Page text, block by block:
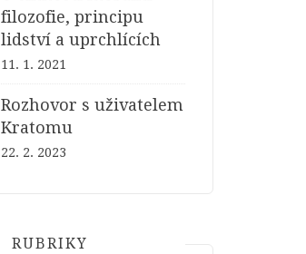
filozofie, principu
lidství a uprchlících
11. 1. 2021
Rozhovor s uživatelem
Kratomu
22. 2. 2023
RUBRIKY